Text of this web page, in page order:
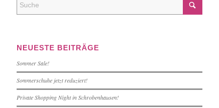
NEUESTE BEITRÄGE
Sommer Sale!
Sommerschuhe jetzt reduziert!
Private Shopping Night in Schrobenhausen!